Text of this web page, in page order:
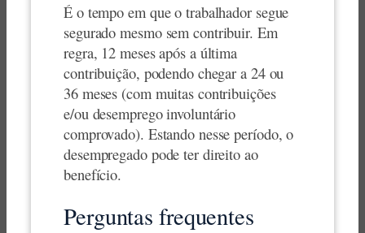
É o tempo em que o trabalhador segue
segurado mesmo sem contribuir. Em
regra, 12 meses após a última
contribuição, podendo chegar a 24 ou
36 meses (com muitas contribuições
e/ou desemprego involuntário
comprovado). Estando nesse período, o
desempregado pode ter direito ao
benefício.
Perguntas frequentes